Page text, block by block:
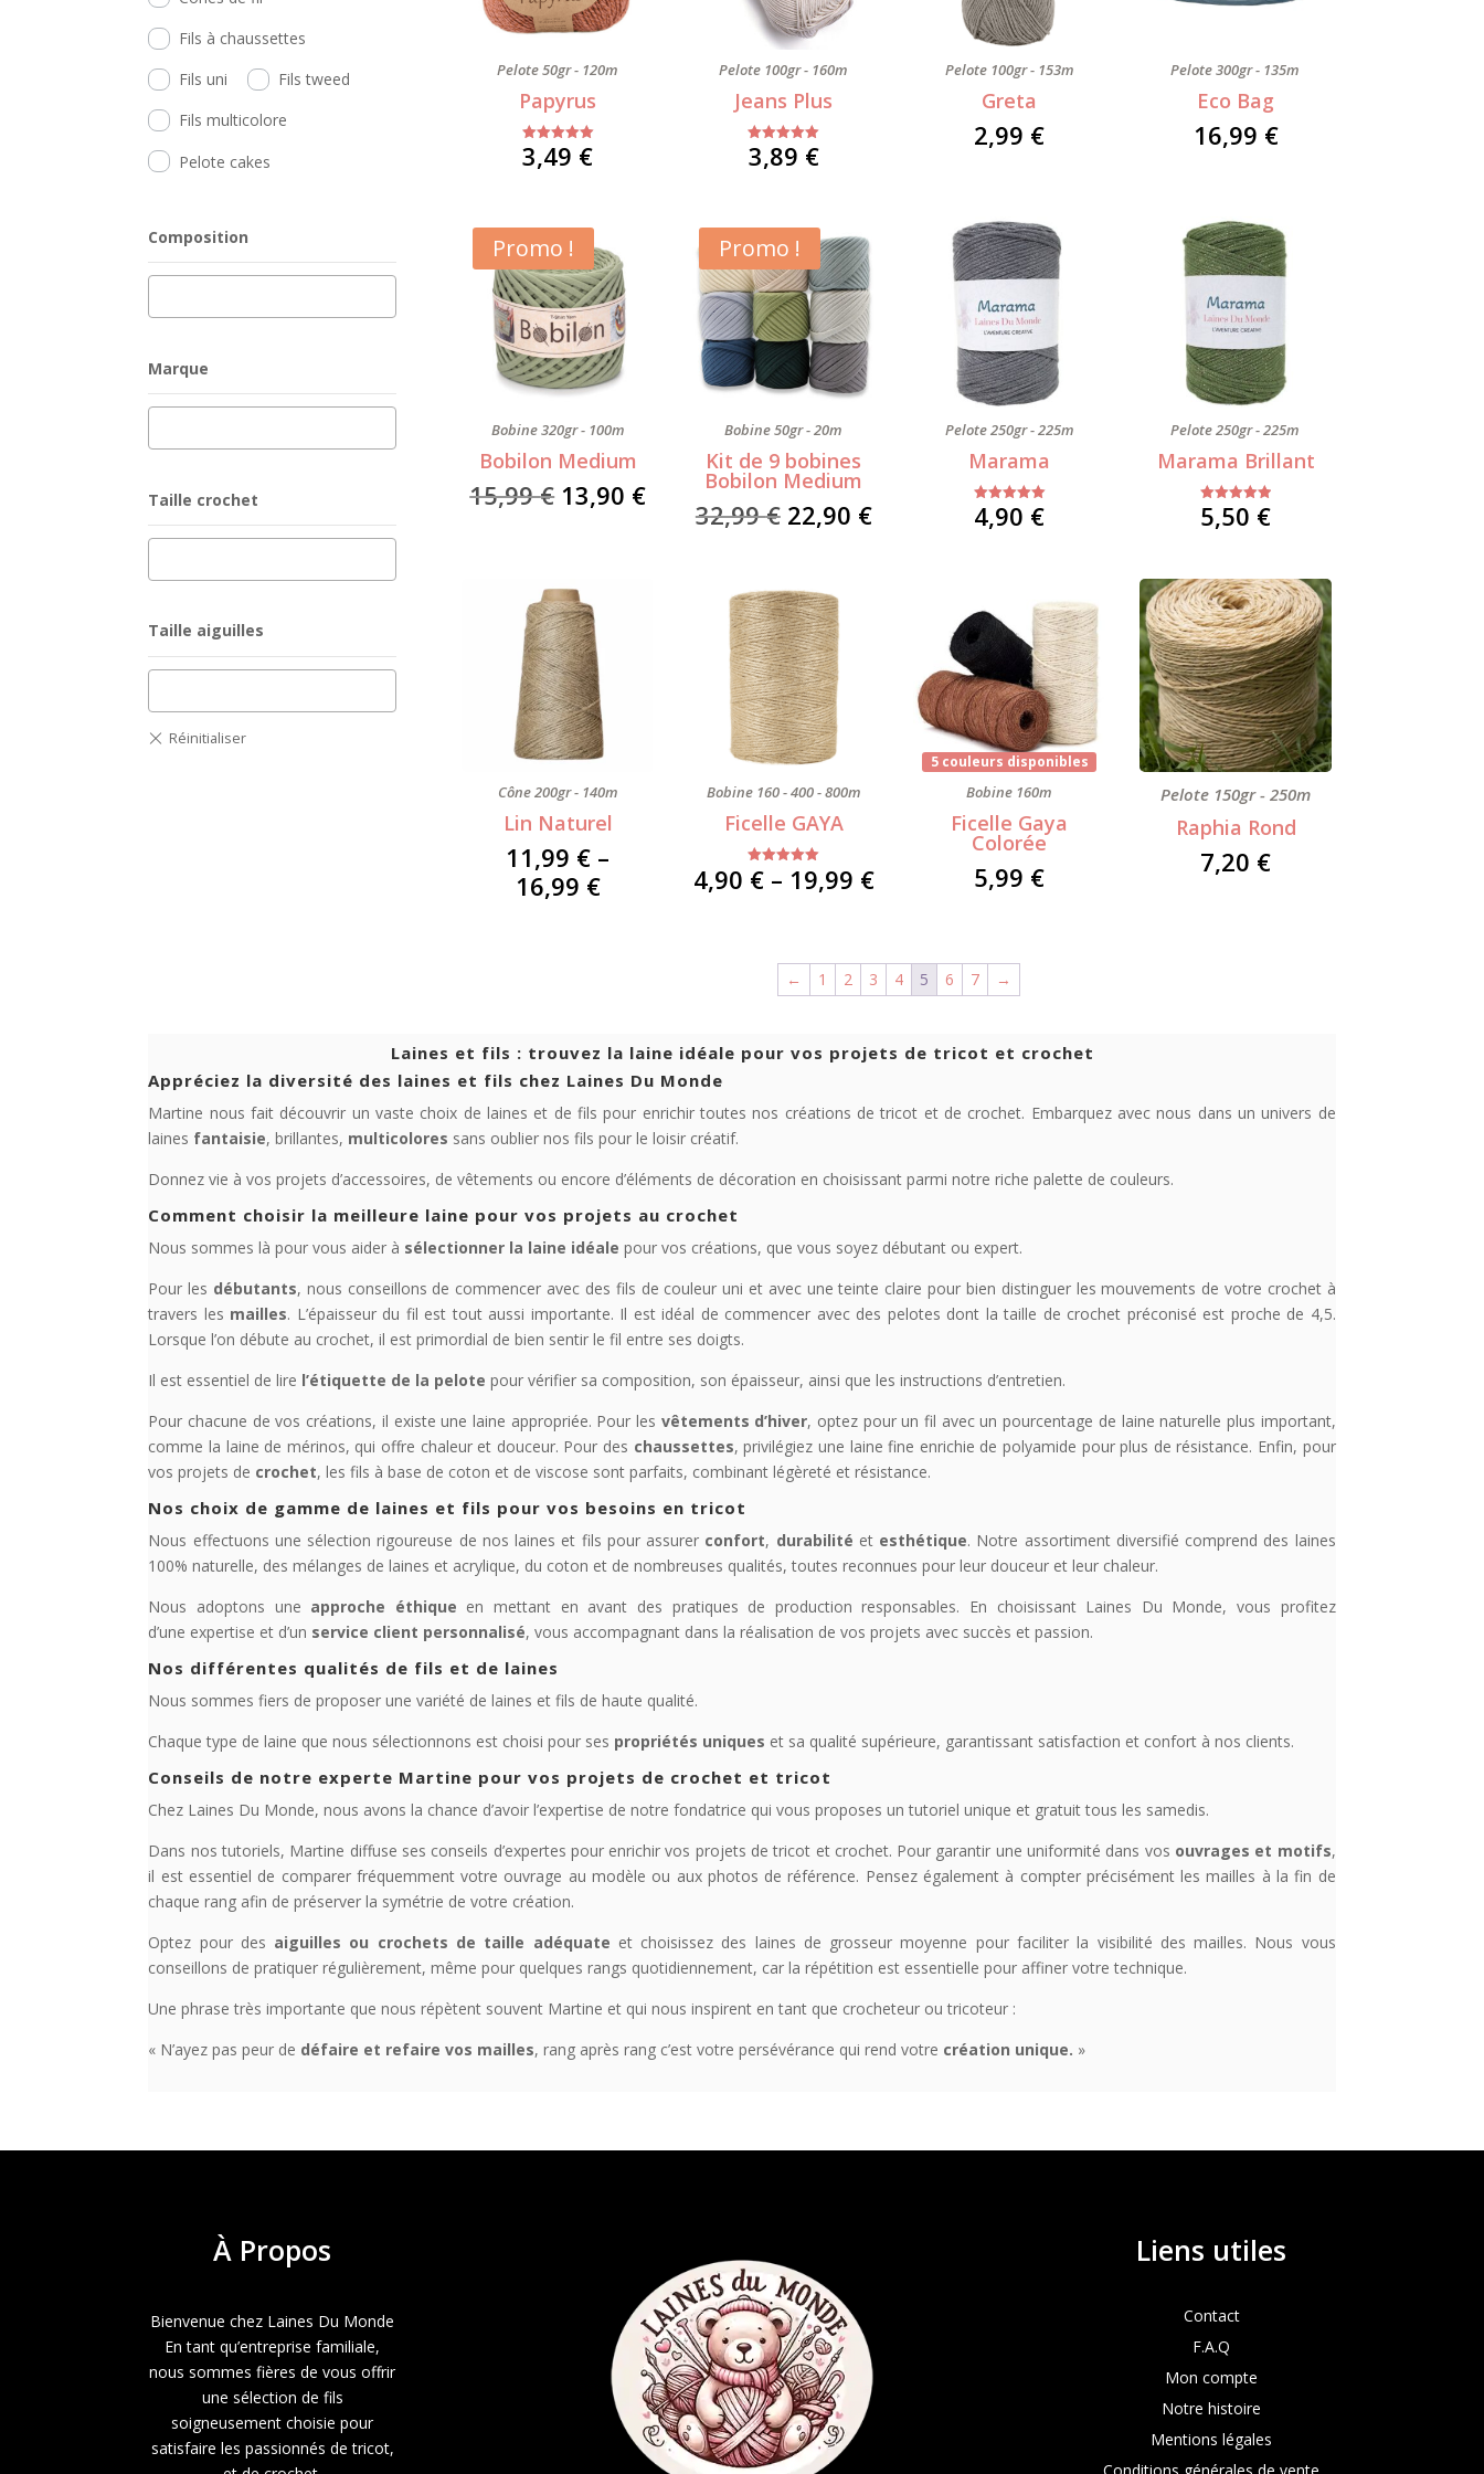
Fils à chaussettes
Fils uni
Fils tweed
Fils multicolore
Pelote cakes
Composition
Marque
Taille crochet
Taille aiguilles
Pelote 50gr - 120m
Papyrus
Note
5.00
3,49 €
Pelote 100gr - 160m
Jeans Plus
Note
5.00
3,89 €
Pelote 100gr - 153m
Greta
2,99 €
Pelote 300gr - 135m
Eco Bag
16,99 €
Promo !
Bobine 320gr - 100m
Bobilon Medium
15,99€ Le
15,99 €.
13,90 €Le
13,90 €.
Promo !
Bobine 50gr - 20m
Kit de 9 bobines
Bobilon Medium
32,99€ Le
était :
32,99 €.
22,90 €Le
22,90 €.
Pelote 250gr - 225m
Marama
Note
5.00
4,90 €
Pelote 250gr - 225m
Marama Brillant
Note
5.00
5,50 €
Cône 200gr - 140m
Lin Naturel
11,99 € –
16,99 €Price
Bobine 160 - 400 - 800m
Ficelle GAYA
Note
5.00
4,90 € – 19,99 €Price
through
19,99 €
5 couleurs disponibles
Bobine 160m
Ficelle Gaya
Colorée
5,99 €
Pelote 150gr - 250m
Raphia Rond
7,20 €
← 1 2 3 4 5 6 7 →
Laines et fils : trouvez la laine idéale pour vos projets de tricot et crochet
Appréciez la diversité des laines et fils chez Laines Du Monde
Martine nous fait découvrir un vaste choix de laines et de fils pour enrichir toutes nos créations de tricot et de crochet. Embarquez avec nous dans un univers de
laines fantaisie, brillantes, multicolores sans oublier nos fils pour le loisir créatif.
Donnez vie à vos projets d’accessoires, de vêtements ou encore d’éléments de décoration en choisissant parmi notre riche palette de couleurs.
Comment choisir la meilleure laine pour vos projets au crochet
Nous sommes là pour vous aider à sélectionner la laine idéale pour vos créations, que vous soyez débutant ou expert.
Pour les débutants, nous conseillons de commencer avec des fils de couleur uni et avec une teinte claire pour bien distinguer les mouvements de votre crochet à
travers les mailles. L’épaisseur du fil est tout aussi importante. Il est idéal de commencer avec des pelotes dont la taille de crochet préconisé est proche de 4,5.
Lorsque l’on débute au crochet, il est primordial de bien sentir le fil entre ses doigts.
Il est essentiel de lire l’étiquette de la pelote pour vérifier sa composition, son épaisseur, ainsi que les instructions d’entretien.
Pour chacune de vos créations, il existe une laine appropriée. Pour les vêtements d’hiver, optez pour un fil avec un pourcentage de laine naturelle plus important,
comme la laine de mérinos, qui offre chaleur et douceur. Pour des chaussettes, privilégiez une laine fine enrichie de polyamide pour plus de résistance. Enfin, pour
vos projets de crochet, les fils à base de coton et de viscose sont parfaits, combinant légèreté et résistance.
Nos choix de gamme de laines et fils pour vos besoins en tricot
Nous effectuons une sélection rigoureuse de nos laines et fils pour assurer confort, durabilité et esthétique. Notre assortiment diversifié comprend des laines
100% naturelle, des mélanges de laines et acrylique, du coton et de nombreuses qualités, toutes reconnues pour leur douceur et leur chaleur.
Nous adoptons une approche éthique en mettant en avant des pratiques de production responsables. En choisissant Laines Du Monde, vous profitez
d’une expertise et d’un service client personnalisé, vous accompagnant dans la réalisation de vos projets avec succès et passion.
Nos différentes qualités de fils et de laines
Nous sommes fiers de proposer une variété de laines et fils de haute qualité.
Chaque type de laine que nous sélectionnons est choisi pour ses propriétés uniques et sa qualité supérieure, garantissant satisfaction et confort à nos clients.
Conseils de notre experte Martine pour vos projets de crochet et tricot
Chez Laines Du Monde, nous avons la chance d’avoir l’expertise de notre fondatrice qui vous proposes un tutoriel unique et gratuit tous les samedis.
Dans nos tutoriels, Martine diffuse ses conseils d’expertes pour enrichir vos projets de tricot et crochet. Pour garantir une uniformité dans vos ouvrages et motifs,
il est essentiel de comparer fréquemment votre ouvrage au modèle ou aux photos de référence. Pensez également à compter précisément les mailles à la fin de
chaque rang afin de préserver la symétrie de votre création.
Optez pour des aiguilles ou crochets de taille adéquate et choisissez des laines de grosseur moyenne pour faciliter la visibilité des mailles. Nous vous
conseillons de pratiquer régulièrement, même pour quelques rangs quotidiennement, car la répétition est essentielle pour affiner votre technique.
Une phrase très importante que nous répètent souvent Martine et qui nous inspirent en tant que crocheteur ou tricoteur :
« N’ayez pas peur de défaire et refaire vos mailles, rang après rang c’est votre persévérance qui rend votre création unique. »
À Propos
Bienvenue chez Laines Du Monde
En tant qu’entreprise familiale,
nous sommes fières de vous offrir
une sélection de fils
soigneusement choisie pour
satisfaire les passionnés de tricot,
Liens utiles
Contact
F.A.Q
Mon compte
Notre histoire
Mentions légales